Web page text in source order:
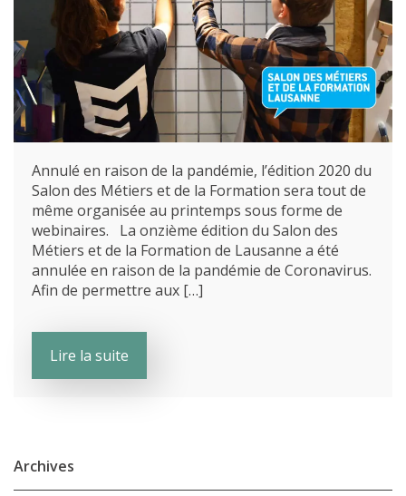
Archives
Annulé en raison de la pandémie, l’édition 2020 du
Salon des Métiers et de la Formation sera tout de
même organisée au printemps sous forme de
webinaires. La onzième édition du Salon des
Métiers et de la Formation de Lausanne a été
annulée en raison de la pandémie de Coronavirus.
Afin de permettre aux […]
Lire la suite